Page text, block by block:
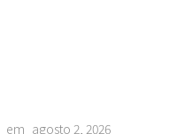
agosto 2, 2026